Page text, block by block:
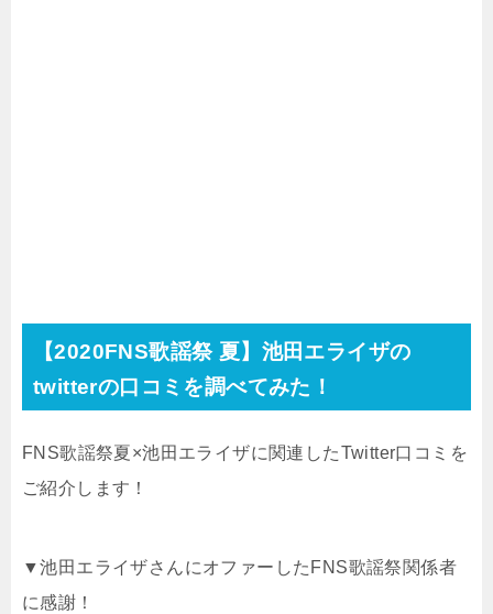
【2020FNS歌謡祭 夏】池田エライザの
twitterの口コミを調べてみた！
FNS歌謡祭夏×池田エライザに関連したTwitter口コミを
ご紹介します！
▼池田エライザさんにオファーしたFNS歌謡祭関係者
に感謝！